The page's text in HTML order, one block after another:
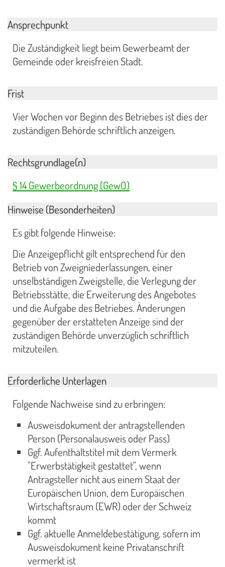
Ansprechpunkt
Die Zuständigkeit liegt beim Gewerbeamt der
Gemeinde oder kreisfreien Stadt.
Frist
Vier Wochen vor Beginn des Betriebes ist dies der
zuständigen Behörde schriftlich anzeigen.
Rechtsgrundlage(n)
§ 14 Gewerbeordnung (GewO)
Hinweise (Besonderheiten)
Es gibt folgende Hinweise:
Die Anzeigepflicht gilt entsprechend für den
Betrieb von Zweigniederlassungen, einer
unselbständigen Zweigstelle, die Verlegung der
Betriebsstätte, die Erweiterung des Angebotes
und die Aufgabe des Betriebes. Änderungen
gegenüber der erstatteten Anzeige sind der
zuständigen Behörde unverzüglich schriftlich
mitzuteilen.
Erforderliche Unterlagen
Folgende Nachweise sind zu erbringen:
Ausweisdokument der antragstellenden
Person (Personalausweis oder Pass)
Ggf. Aufenthaltstitel mit dem Vermerk
"Erwerbstätigkeit gestattet", wenn
Antragsteller nicht aus einem Staat der
Europäischen Union, dem Europäischen
Wirtschaftsraum (EWR) oder der Schweiz
kommt
Ggf. aktuelle Anmeldebestätigung, sofern im
Ausweisdokument keine Privatanschrift
vermerkt ist